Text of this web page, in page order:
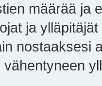
määrää ja
ja
nostaaksesi